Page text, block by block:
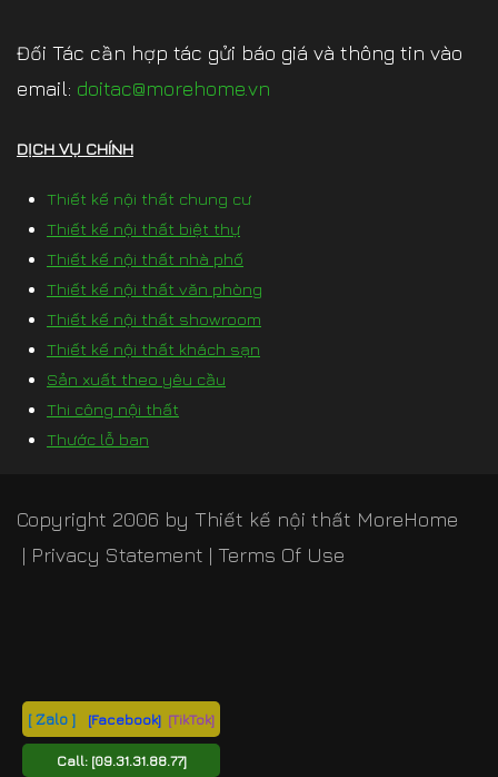
[ Zalo ] [Facebook] [TikTok]
Call: [09.31.31.88.77]
Đối Tác cần hợp tác gửi báo giá và thông tin vào
email: doitac@morehome.vn
DỊCH VỤ CHÍNH
Thiết kế nội thất chung cư
Thiết kế nội thất biệt thự
Thiết kế nội thất nhà phố
Thiết kế nội thất văn phòng
Thiết kế nội thất showroom
Thiết kế nội thất khách sạn
Sản xuất theo yêu cầu
Thi công nội thất
Thước lỗ ban
Copyright 2006 by Thiết kế nội thất MoreHome
| Privacy Statement | Terms Of Use